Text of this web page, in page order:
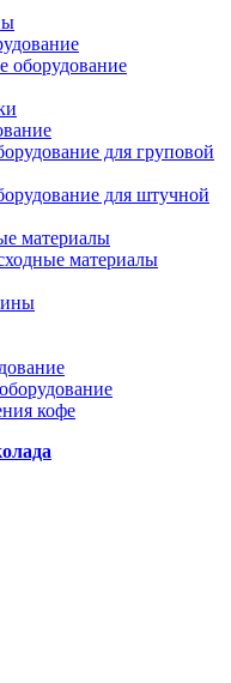
оборудование
для груповой
для штучной
материалы
материалы
кофе